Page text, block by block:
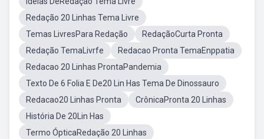
Redação 20 Linhas Tema Livre
Temas LivresPara Redação
RedaçãoCurta Pronta
Redação TemaLivrfe
Redacao Pronta TemaEnppatia
Redacao 20 Linhas ProntaPandemia
Texto De 6 Folia E De20 Lin Has Tema De Dinossauro
Redacao20 Linhas Pronta
CrônicaPronta 20 Linhas
História De 20Lin Has
Termo ÓpticaRedação 20 Linhas